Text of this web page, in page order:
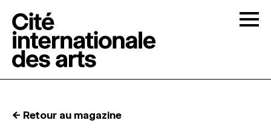
← Retour au magazine